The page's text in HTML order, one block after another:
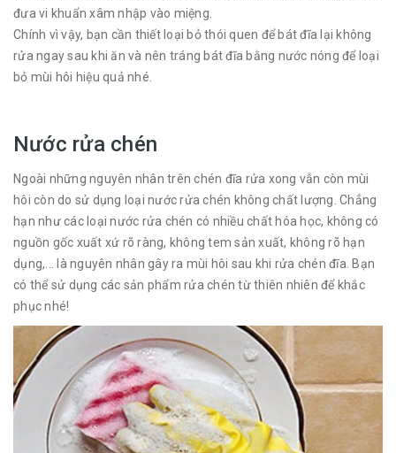
đưa vi khuẩn xâm nhập vào miệng.
Chính vì vậy, bạn cần thiết loại bỏ thói quen để bát đĩa lại không
rửa ngay sau khi ăn và nên tráng bát đĩa bằng nước nóng để loại
bỏ mùi hôi hiệu quả nhé.
Nước rửa chén
Ngoài những nguyên nhân trên chén đĩa rửa xong vẫn còn mùi
hôi còn do sử dụng loại nước rửa chén không chất lượng. Chẳng
hạn như các loại nước rửa chén có nhiều chất hóa học, không có
nguồn gốc xuất xứ rõ ràng, không tem sản xuất, không rõ hạn
dụng,... là nguyên nhân gây ra mùi hôi sau khi rửa chén đĩa. Bạn
có thể sử dụng các sản phẩm rửa chén từ thiên nhiên để khắc
phục nhé!